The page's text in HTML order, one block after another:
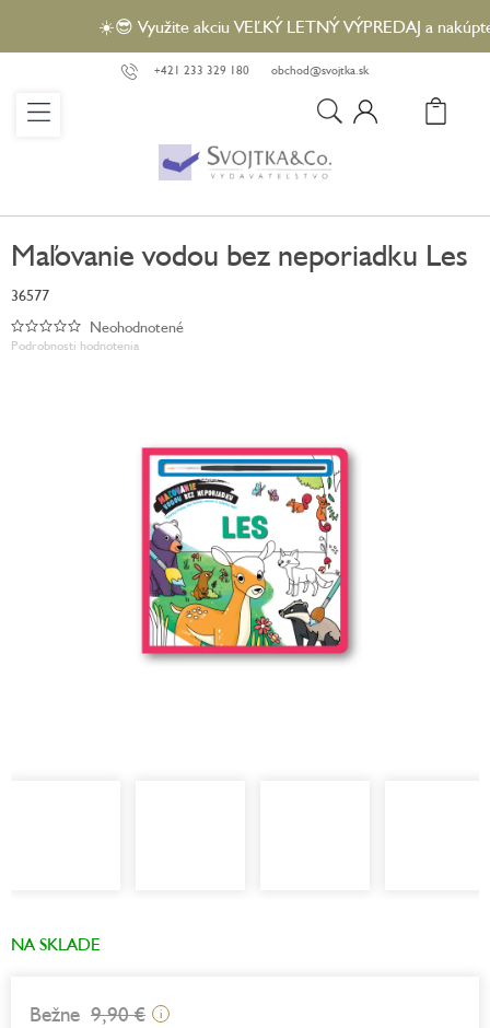
obsah
☀️😎 Využite akciu VEĽKÝ LETNÝ VÝPREDAJ a
+421 233 329 180 obchod@svojtka.sk
Maľovanie vodou bez neporiadku Les
36577
Podrobnosti hodnotenia
Priemerné
hodnotenie
Neohodnotené
NA SKLADE
9,90 € i